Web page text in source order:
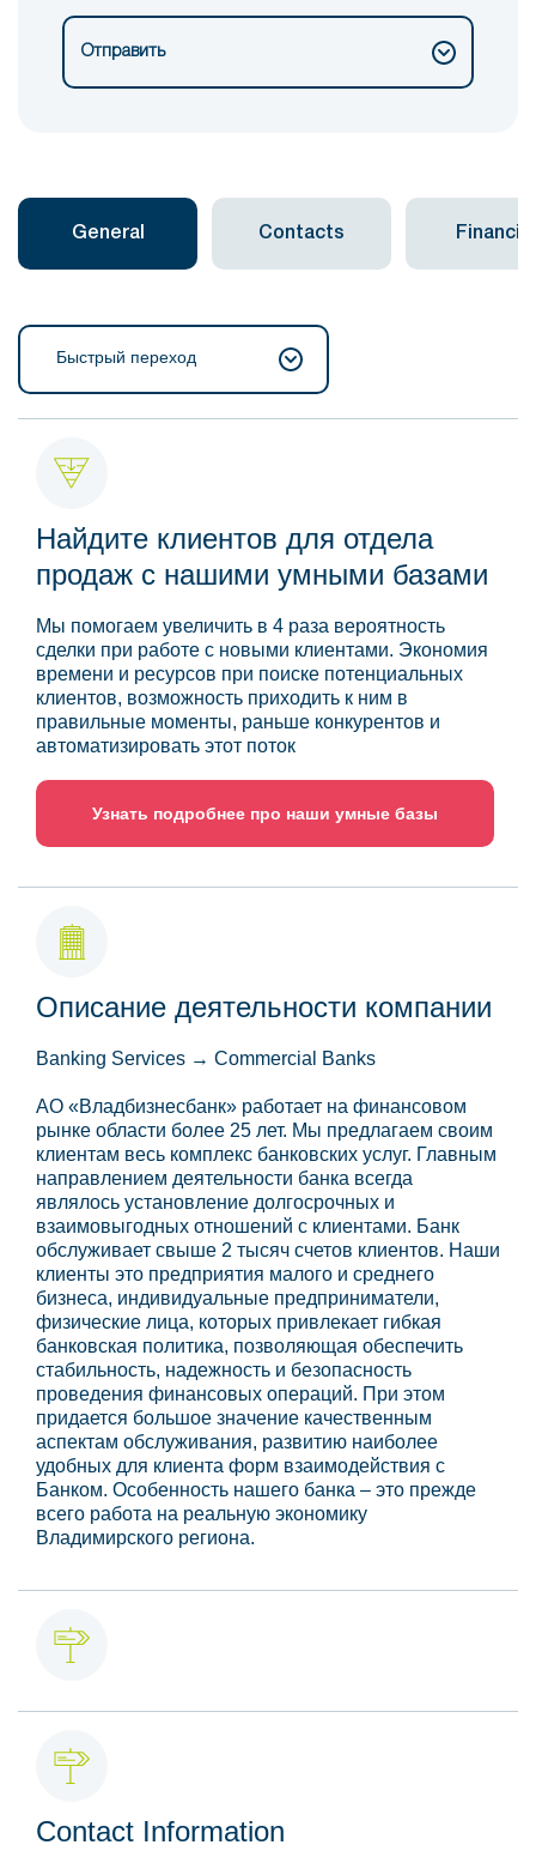
Отправить
General Contacts Financial
Быстрый переход
Найдите клиентов для отдела
продаж с нашими умными базами
Мы помогаем увеличить в 4 раза вероятность
сделки при работе с новыми клиентами. Экономия
времени и ресурсов при поиске потенциальных
клиентов, возможность приходить к ним в
правильные моменты, раньше конкурентов и
автоматизировать этот поток
Узнать подробнее про наши умные базы
Описание деятельности компании
Banking Services → Commercial Banks
АО «Владбизнесбанк» работает на финансовом
рынке области более 25 лет. Мы предлагаем своим
клиентам весь комплекс банковских услуг. Главным
направлением деятельности банка всегда
являлось установление долгосрочных и
взаимовыгодных отношений с клиентами. Банк
обслуживает свыше 2 тысяч счетов клиентов. Наши
клиенты это предприятия малого и среднего
бизнеса, индивидуальные предприниматели,
физические лица, которых привлекает гибкая
банковская политика, позволяющая обеспечить
стабильность, надежность и безопасность
проведения финансовых операций. При этом
придается большое значение качественным
аспектам обслуживания, развитию наиболее
удобных для клиента форм взаимодействия с
Банком. Особенность нашего банка – это прежде
всего работа на реальную экономику
Владимирского региона.
Contact Information